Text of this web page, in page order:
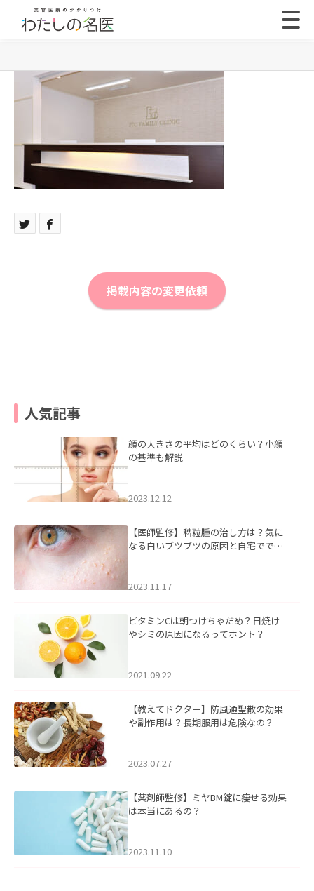
掲載内容の変更依頼
人気記事
顔の大きさの平均はどのくらい？小顔
の基準も解説
2023.12.12
【医師監修】稗粒腫の治し方は？気に
なる白いブツブツの原因と自宅ででき
2023.11.17
ビタミンCは朝つけちゃだめ？日焼け
やシミの原因になるってホント？
2021.09.22
【教えてドクター】防風通聖散の効果
や副作用は？長期服用は危険なの？
2023.07.27
【薬剤師監修】ミヤBM錠に痩せる効果
は本当にあるの？
2023.11.10